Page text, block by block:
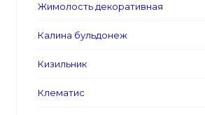
Жимолость декоративная
Калина бульдонеж
Кизильник
Клематис